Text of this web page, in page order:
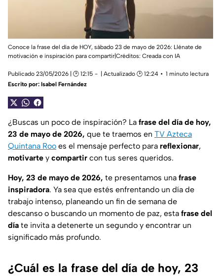
Conoce la frase del día de HOY, sábado 23 de mayo de 2026: Llénate de
motivación e inspiración para compartir|Créditos: Creada con IA
Publicado 23/05/2026 | 🕑 12:15 | Actualizado 🕑 12:24
1 minuto lectura
Escrito por: Isabel Fernández
¿Buscas un poco de inspiración? La frase del día de hoy,
23 de mayo de 2026, que te traemos en TV Azteca
Quintana Roo es el mensaje perfecto para reflexionar,
motivarte y compartir con tus seres queridos.
Hoy, 23 de mayo de 2026, te presentamos una frase
inspiradora. Ya sea que estés enfrentando un día de
trabajo intenso, planeando un fin de semana de
descanso o buscando un momento de paz, esta frase del
día te invita a detenerte un segundo y encontrar un
significado más profundo.
¿Cuál es la frase del día de hoy, 23